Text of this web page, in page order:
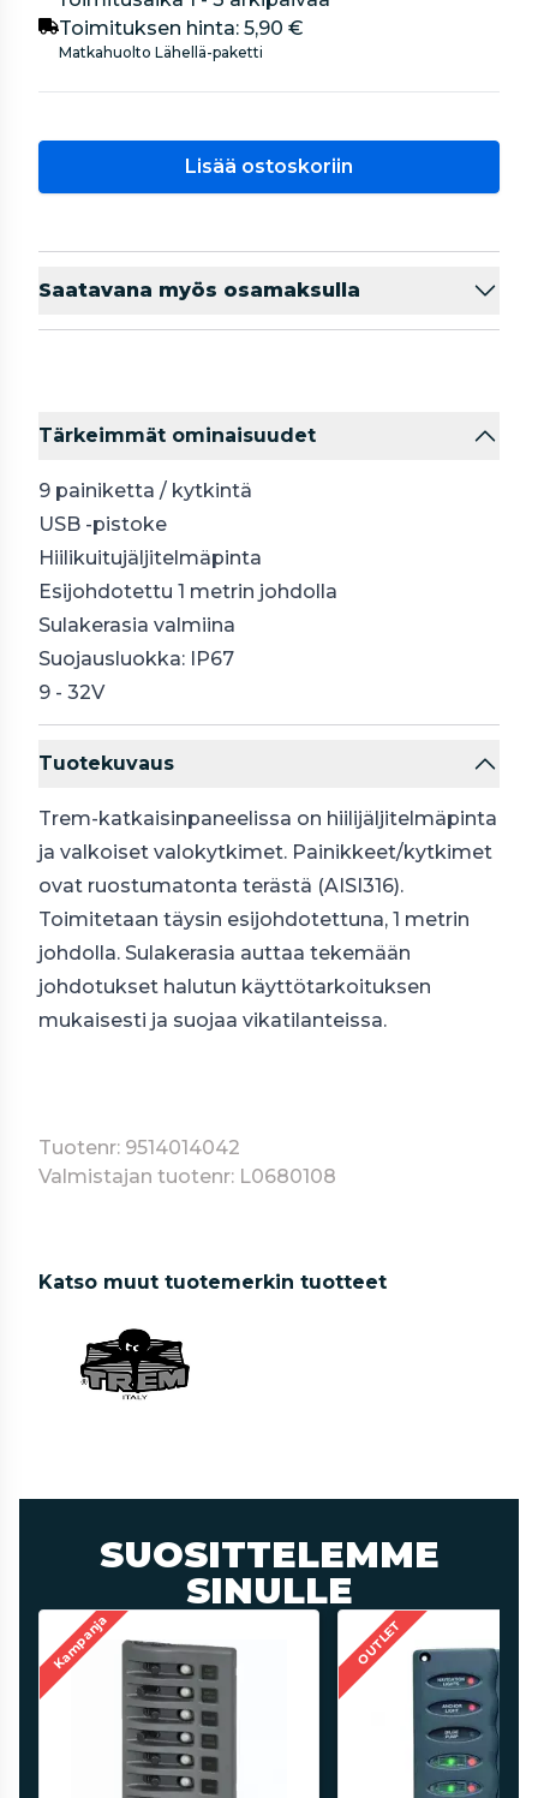
Toimituksen hinta: 5,90 €
Matkahuolto Lähellä-paketti
Lisää ostoskoriin
Saatavana myös osamaksulla
Tärkeimmät ominaisuudet
9 painiketta / kytkintä
USB -pistoke
Hiilikuitujäljitelmäpinta
Esijohdotettu 1 metrin johdolla
Sulakerasia valmiina
Suojausluokka: IP67
9 - 32V
Tuotekuvaus
Trem-katkaisinpaneelissa on hiilijäljitelmäpinta
ja valkoiset valokytkimet. Painikkeet/kytkimet
ovat ruostumatonta terästä (AISI316).
Toimitetaan täysin esijohdotettuna, 1 metrin
johdolla. Sulakerasia auttaa tekemään
johdotukset halutun käyttötarkoituksen
mukaisesti ja suojaa vikatilanteissa.
Tuotenr: 9514014042
Valmistajan tuotenr: L0680108
Katso muut tuotemerkin tuotteet
SUOSITTELEMME
SINULLE
Kampanja OUTLET